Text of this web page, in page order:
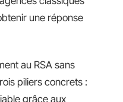
une réponse
au RSA sans
piliers concrets :
grâce aux